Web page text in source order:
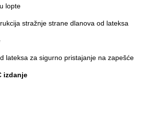
lopte
stražnje strane dlanova od lateksa
lateksa za sigurno pristajanje na zapešće
izdanje